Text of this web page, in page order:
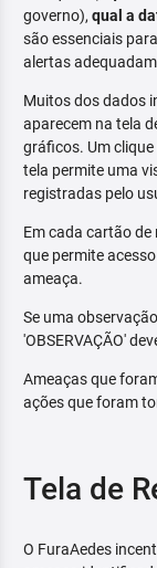
governo), qual a
são essenciais
alertas
Muitos dos dados
aparecem na tela
gráficos. Um
tela permite uma
registradas pelo
Em cada cartão de
que permite
ameaça.
Se uma
'OBSERVAÇÃO'
Ameaças que
ações que foram
Tela de
O FuraAedes